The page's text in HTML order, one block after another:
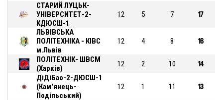
СТАРИЙ ЛУЦЬК-
УНІВЕРСИТЕТ-2-
КДЮСШ-1
12 5 7 17
ЛЬВІВСЬКА
ПОЛІТЕХНІКА - КІВС
м.Львів
12 4 8 16
ПОЛІТЕХНІК- ШВСМ
(Харків)
12 2 10 14
ДіДіБао-2-ДЮСШ-1
(Кам'янець-
Подільський)
12 1 11 13